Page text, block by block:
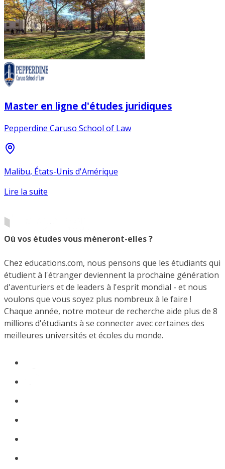
Master en ligne d'études juridiques
Pepperdine Caruso School of Law
Malibu, États-Unis d'Amérique
Lire la suite
Où vos études vous mèneront-elles ?
Chez educations.com, nous pensons que les étudiants qui
étudient à l'étranger deviennent la prochaine génération
d'aventuriers et de leaders à l'esprit mondial - et nous
voulons que vous soyez plus nombreux à le faire !
Chaque année, notre moteur de recherche aide plus de 8
millions d'étudiants à se connecter avec certaines des
meilleures universités et écoles du monde.